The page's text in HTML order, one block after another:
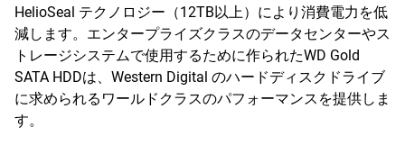
HelioSeal テクノロジー（12TB以上）により消費電力を低
減します。エンタープライズクラスのデータセンターやス
トレージシステムで使用するために作られたWD Gold
SATA HDDは、Western Digital のハードディスクドライブ
に求められるワールドクラスのパフォーマンスを提供しま
す。